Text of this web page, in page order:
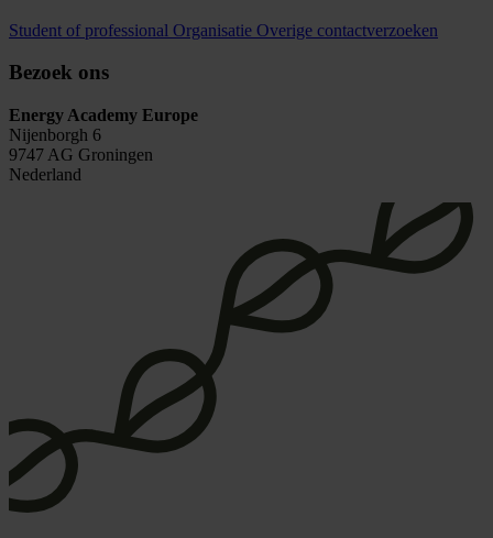
Student of professional Organisatie Overige contactverzoeken
Bezoek ons
Energy Academy Europe
Nijenborgh 6
9747 AG Groningen
Nederland